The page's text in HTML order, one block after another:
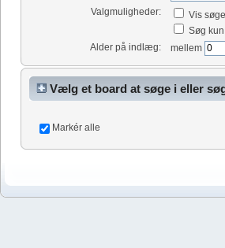
Valgmuligheder:
Vis
Søg
Alder på indlæg:
mellem
Vælg et board at søge i eller
Markér alle